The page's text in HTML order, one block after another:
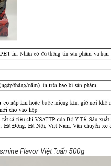
Flavor Việt Tuấn 500g